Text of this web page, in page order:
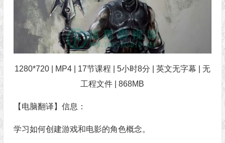
1280*720 | MP4 | 17节课程 | 5小时8分 | 英文无字幕 | 无
工程文件 | 868MB
【电脑翻译】信息：
学习如何创建游戏和电影的角色概念。